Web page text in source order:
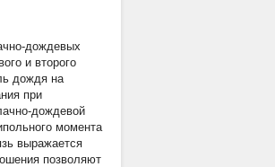
дождевых
и второго
дождя на
при
дождевой
момента
выражается
позволяют